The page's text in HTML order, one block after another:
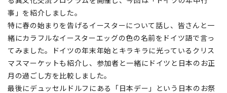
事」を紹介しました。
特に春の始まりを告げるイースターについて話し、皆さんと一
緒にカラフルなイースターエッグの色の名前をドイツ語で言っ
てみました。ドイツの年末年始とキラキラに光っているクリス
マスマーケットも紹介し、参加者と一緒にドイツと日本のお正
月の過ごし方を比較しました。
最後にデュッセルドルフにある「日本デー」という日本のお祭